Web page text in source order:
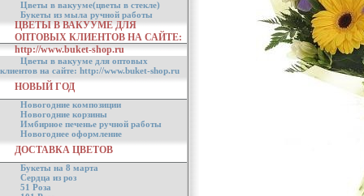
Цветы в вакууме(цветы в стекле)
Букеты из мыла ручной работы
ЦВЕТЫ В ВАКУУМЕ ДЛЯ
ОПТОВЫХ КЛИЕНТОВ НА САЙТЕ:
http://www.buket-shop.ru
Цветы в вакууме для оптовых
клиентов на сайте: http://www.buket-shop.ru
НОВЫЙ ГОД
Новогодние композиции
Новогодние корзины
Имбирное печенье ручной работы
Новогоднее оформление
ДОСТАВКА ЦВЕТОВ
Букеты на 8 марта
Сердца из роз
51 Роза